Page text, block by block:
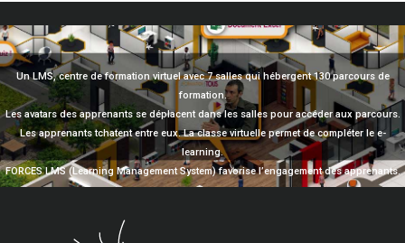
Un LMS, centre de formation virtuel avec 7 salles qui hébergent 130 parcours de
formation.
Les avatars des apprenants se déplacent dans les salles pour accéder aux parcours.
Les apprenants tchatent entre eux. La classe virtuelle permet de compléter le e-
learning.
FORCES LMS (Learning Management System) favorise l’engagement des apprenants.